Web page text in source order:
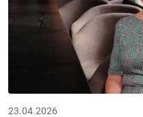
23.04.2026